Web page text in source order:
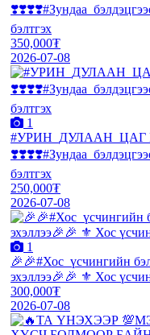
бэлтгэх
350,000₮
2026-07-08
1
бэлтгэх
250,000₮
2026-07-08
1
🎉🎉#Хос_үсчингийн
эхэллээ🎉🎉 ⚜️ Хос
300,000₮
2026-07-08